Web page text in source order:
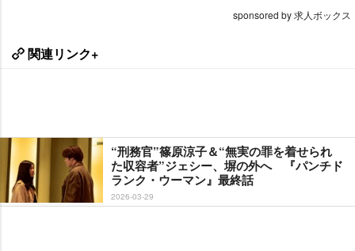
sponsored by 求人ボックス
関連リンク+
“刑務官”篠原涼子＆“無実の罪を着せられ
た収容者”ジェシー、塀の外へ 『パンチド
ランク・ウーマン』最終話
2026-03-29